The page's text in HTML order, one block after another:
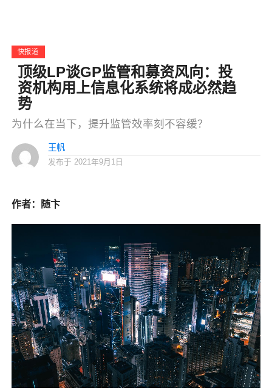
快报道
顶级LP谈GP监管和募资风向：投
资机构用上信息化系统将成必然趋
势
为什么在当下，提升监管效率刻不容缓？
王帆
发布于 2021年9月1日
作者：随卞